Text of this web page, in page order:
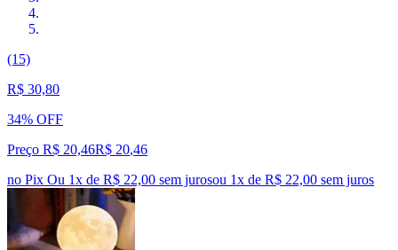
(15)
R$ 30,80
34% OFF
Preço R$ 20,46R$ 20,46
no Pix Ou 1x de R$ 22,00 sem jurosou 1x de R$ 22,00 sem juros